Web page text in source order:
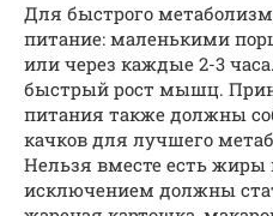
Для быстрого
питание: маленькими
или через каждые 2-3
быстрый рост мышц.
питания также должны
качков для лучшего
Нельзя вместе есть жиры
исключением должны